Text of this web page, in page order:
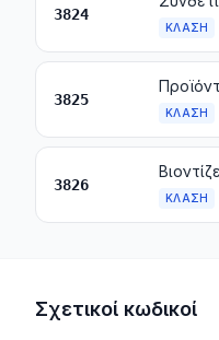
3824
ΚΛΆΣΗ
3825
ΚΛΆΣΗ
3826
ΚΛΆΣΗ
Σχετικοί κωδικοί